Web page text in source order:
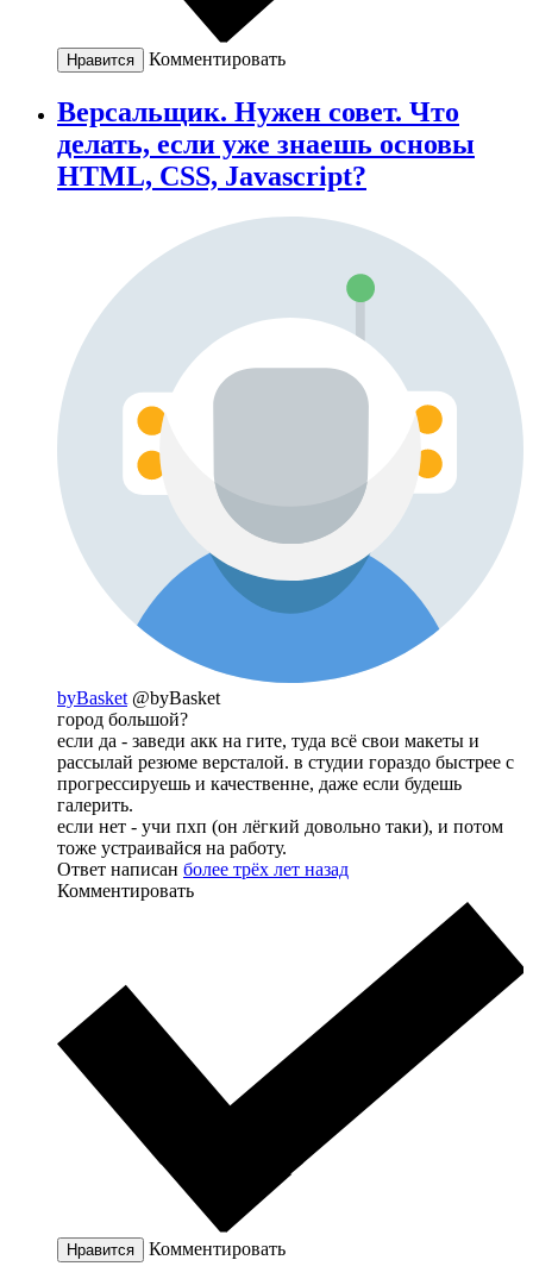
Нравится Комментировать
Версальщик. Нужен совет. Что
делать, если уже знаешь основы
HTML, CSS, Javascript?
byBasket @byBasket
город большой?
если да - заведи акк на гите, туда всё свои макеты и
рассылай резюме версталой. в студии гораздо быстрее с
прогрессируешь и качественне, даже если будешь
галерить.
если нет - учи пхп (он лёгкий довольно таки), и потом
тоже устраивайся на работу.
Ответ написан более трёх лет назад
Комментировать
Нравится Комментировать